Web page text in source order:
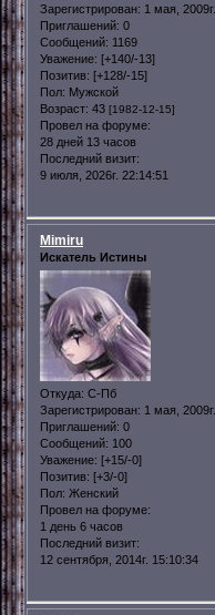
Зарегистрирован: 1 мая, 2009г.
Приглашений: 0
Сообщений: 1169
Уважение: [+140/-13]
Позитив: [+128/-15]
Пол: Мужской
Возраст: 43 [1982-12-15]
Провел на форуме:
28 дней 13 часов
Последний визит:
9 июля, 2026г. 22:14:51
Mimiru
Искатель Истины
Откуда: С-Пб
Зарегистрирован: 1 мая, 2009г.
Приглашений: 0
Сообщений: 100
Уважение: [+15/-0]
Позитив: [+3/-0]
Пол: Женский
Провел на форуме:
1 день 6 часов
Последний визит:
12 сентября, 2014г. 15:10:34